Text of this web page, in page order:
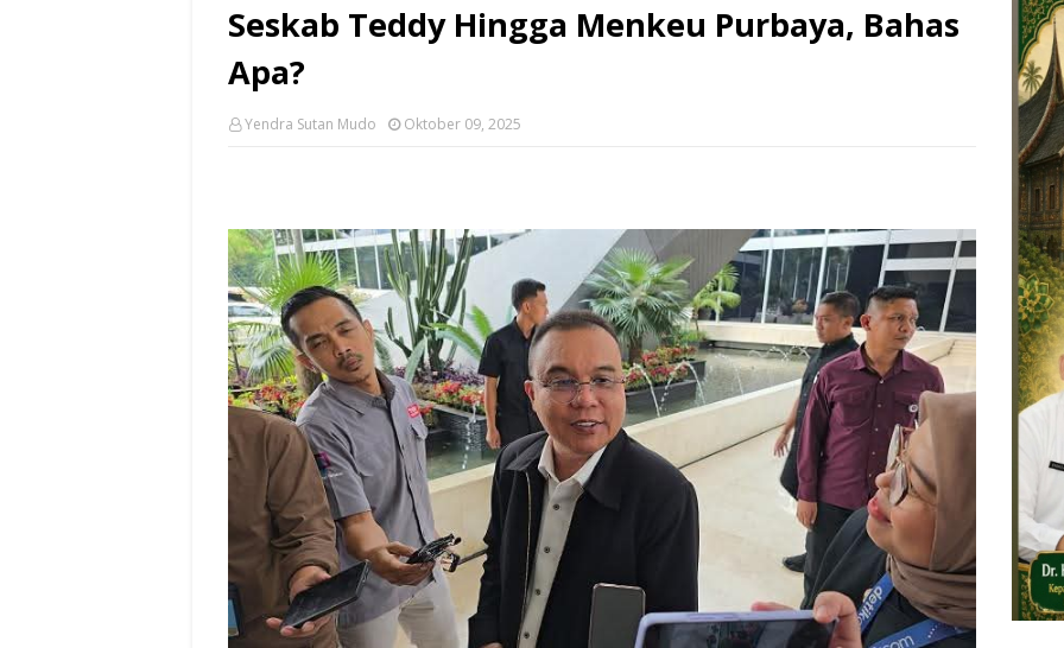
Seskab Teddy Hingga Menkeu Purbaya, Bahas
Apa?
Yendra Sutan Mudo Oktober 09, 2025